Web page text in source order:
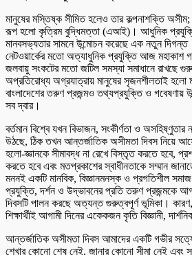
মানুষের মস্তিষ্ক সীমিত হলেও তার কল্পনাশক্তি
রূপ হলো কৃত্রিম বুদ্ধিমত্তা (এআই)। আধুনিক
মানবসভ্যতার সামনে উন্মোচন করেছে এক নতুন দিগন্ত।
নেটওয়ার্কের মতো অত্যাধুনিক প্রযুক্তি আজ মহাকাশ
জলবায়ু সংকটের মতো জটিল সমস্যা সমাধানে রাখছে
অপ্রতিরোধ্য অগ্রযাত্রায় মানুষের সৃজনশীলতাই হলো
বাংলাদেশের তরুণ প্রজন্মও তথ্যপ্রযুক্তি ও গবেষণায়
সব দ্বার।
বর্তমান বিশ্বে যখন বিভাজন, সংকীর্ণতা ও অসহিষ্ণুতার
উঠছে, ঠিক তখন আন্তর্জাতিক অসীমতা দিবস নিয়ে
হলো-জ্ঞানকে সীমাবদ্ধ না রেখে বিস্তৃত করতে হবে,
করতে হবে এবং মতপ্রকাশের স্বাধীনতাকে সম্মান
মননই একটি মানবিক, বিজ্ঞানমনস্ক ও প্রগতিশীল
প্রযুক্তি, দর্শন ও উদ্ভাবনের প্রতি তরুণ প্রজন্মকে
দিবসটি পালন করছে অত্যন্ত গুরুত্বপূর্ণ ভূমিকা।
শিক্ষার্থীই আগামী দিনের একেকজন কৃতি বিজ্ঞানী,
আন্তর্জাতিক অসীমতা দিবস আমাদের একটি গভীর
শেখার কোনো শেষ নেই, জানার কোনো সীমা নেই এবং